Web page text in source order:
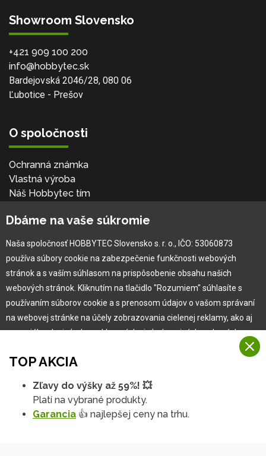
Showroom Slovensko
+421 909 100 200
info@hobbytec.sk
Bardejovská 2046/28, 080 06
Ľubotice - Prešov
O spoločnosti
Ochranná známka
Vlastná výroba
Náš Hobbytec tím
Naša história
Pre zákazníka
Garancia najlepšej ceny
Užívateľský manuál
Reklamácia
TOP AKCIA
Zľavy do výšky až 59%! 💥
Platí na vybrané produkty.
Garancia 👍 najlepšej ceny na trhu.
Dbáme na vaše súkromie
Naša spoločnosť HOBBYTEC Slovensko s. r. o., IČO: 53060873
používa súbory cookie na zabezpečenie funkčnosti webových
stránok a s vaším súhlasom na prispôsobenie obsahu našich
webových stránok. Kliknutím na tlačidlo "Rozumiem" súhlasíte s
používaním súborov cookie a s prenosom údajov o vašom správaní
na webovej stránke na účely zobrazovania cielenej reklamy, ako aj
na sociálnych sieťach a reklamných sieťach na iných webových
Viac informácií
Na našich webových stránkach používame niekoľko kategórií
Rozumiem